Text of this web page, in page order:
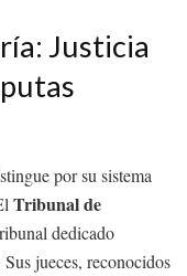
Justicia
por su sistema
Tribunal de
dedicado
jueces, reconocidos